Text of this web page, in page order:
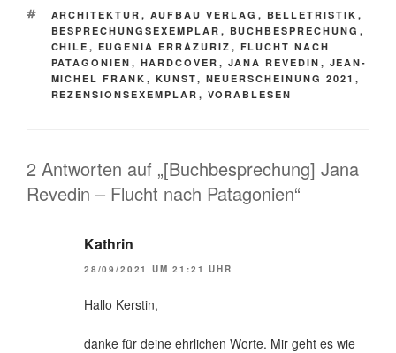
SCHLAGWÖRTER
ARCHITEKTUR , AUFBAU VERLAG , BELLETRISTIK ,
BESPRECHUNGSEXEMPLAR , BUCHBESPRECHUNG ,
CHILE , EUGENIA ERRÁZURIZ , FLUCHT NACH
PATAGONIEN , HARDCOVER , JANA REVEDIN , JEAN-
MICHEL FRANK , KUNST, NEUERSCHEINUNG 2021 ,
REZENSIONSEXEMPLAR , VORABLESEN
2 Antworten auf „[Buchbesprechung] Jana
Revedin – Flucht nach Patagonien“
Kathrin
28/09/2021 UM 21:21 UHR
Hallo Kerstin,
danke für deine ehrlichen Worte. Mir geht es wie